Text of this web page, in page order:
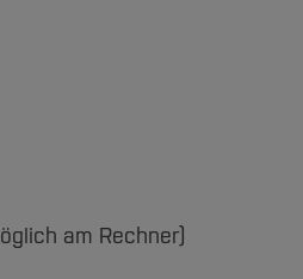
Hochschule
am Rechner)